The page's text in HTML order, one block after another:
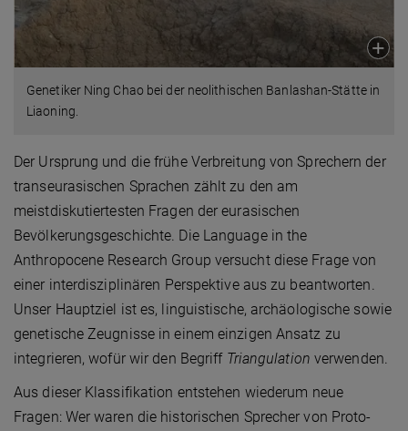
Genetiker Ning Chao bei der neolithischen Banlashan-Stätte in
Liaoning.
Der Ursprung und die frühe Verbreitung von Sprechern der
transeurasischen Sprachen zählt zu den am
meistdiskutiertesten Fragen der eurasischen
Bevölkerungsgeschichte. Die Language in the
Anthropocene Research Group versucht diese Frage von
einer interdisziplinären Perspektive aus zu beantworten.
Unser Hauptziel ist es, linguistische, archäologische sowie
genetische Zeugnisse in einem einzigen Ansatz zu
integrieren, wofür wir den Begriff Triangulation verwenden.
Aus dieser Klassifikation entstehen wiederum neue
Fragen: Wer waren die historischen Sprecher von Proto-